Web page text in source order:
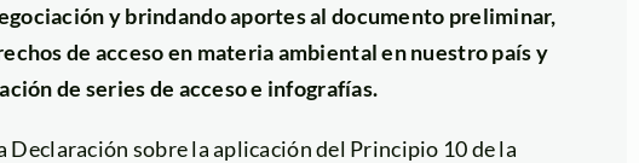
y brindando aportes al documento preliminar,
de acceso en materia ambiental en nuestro país y
de series de acceso e infografías.
Declaración sobre la aplicación del Principio 10 de la